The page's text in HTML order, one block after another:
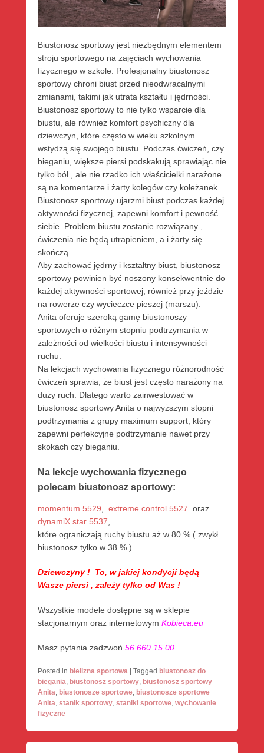
Biustonosz sportowy jest niezbędnym elementem
stroju sportowego na zajęciach wychowania
fizycznego w szkole. Profesjonalny biustonosz
sportowy chroni biust przed nieodwracalnymi
zmianami, takimi jak utrata kształtu i jędrności.
Biustonosz sportowy to nie tylko wsparcie dla
biustu, ale również komfort psychiczny dla
dziewczyn, które często w wieku szkolnym
wstydzą się swojego biustu. Podczas ćwiczeń, czy
bieganiu, większe piersi podskakują sprawiając nie
tylko ból , ale nie rzadko ich właścicielki narażone
są na komentarze i żarty kolegów czy koleżanek.
Biustonosz sportowy ujarzmi biust podczas każdej
aktywności fizycznej, zapewni komfort i pewność
siebie. Problem biustu zostanie rozwiązany ,
ćwiczenia nie będą utrapieniem, a i żarty się
skończą.
Aby zachować jędrny i kształtny biust, biustonosz
sportowy powinien być noszony konsekwentnie do
każdej aktywności sportowej, również przy jeździe
na rowerze czy wycieczce pieszej (marszu).
Anita oferuje szeroką gamę biustonoszy
sportowych o różnym stopniu podtrzymania w
zależności od wielkości biustu i intensywności
ruchu.
Na lekcjach wychowania fizycznego różnorodność
ćwiczeń sprawia, że biust jest często narażony na
duży ruch. Dlatego warto zainwestować w
biustonosz sportowy Anita o najwyższym stopni
podtrzymania z grupy maximum support, który
zapewni perfekcyjne podtrzymanie nawet przy
skokach czy bieganiu.
Na lekcje wychowania fizycznego
polecam biustonosz sportowy:
momentum 5529, extreme control 5527 oraz
dynamiX star 5537,
które ograniczają ruchy biustu aż w 80 % ( zwykł
biustonosz tylko w 38 % )
Dziewczyny ! To, w jakiej kondycji będą
Wasze piersi , zależy tylko od Was !
Wszystkie modele dostępne są w sklepie
stacjonarnym oraz internetowym Kobieca.eu
Masz pytania zadzwoń 56 660 15 00
Posted in bielizna sportowa Tagged biustonosz do
biegania, biustonosz sportowy, biustonosz sportowy
Anita, biustonosze sportowe, biustonosze sportowe
Anita, stanik sportowy, staniki sportowe, wychowanie
fizyczne